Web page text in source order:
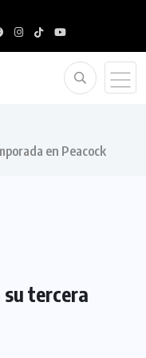
en Peacock
tercera